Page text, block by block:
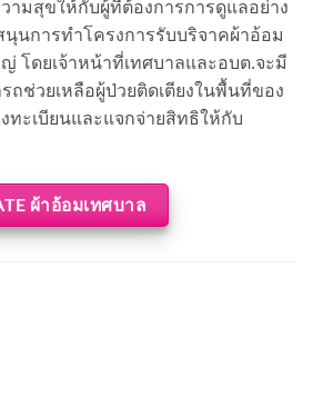
ามสุขให้กับผู้ที่ต้องการการดูแลอย่าง
นุนการทำโครงการรับบริจาคผ้าอ้อม
โดยเจ้าหน้าที่เทศบาลและอบต.จะมี
ถช่วยเหลือผู้ป่วยติดเตียงในพื้นที่ของ
ทะเบียนและแจกจ่ายสิทธิให้กับ
ผ้าอ้อมเทศบาล